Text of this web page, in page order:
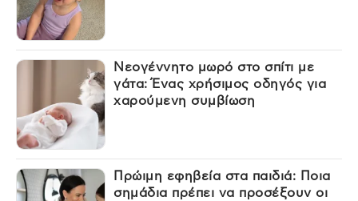
Νεογέννητο μωρό στο σπίτι με
γάτα: Ένας χρήσιμος οδηγός για
χαρούμενη συμβίωση
Πρώιμη εφηβεία στα παιδιά: Ποια
σημάδια πρέπει να προσέξουν οι